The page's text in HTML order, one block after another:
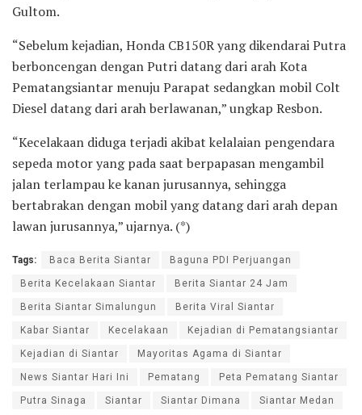
Gultom.
“Sebelum kejadian, Honda CB150R yang dikendarai Putra
berboncengan dengan Putri datang dari arah Kota
Pematangsiantar menuju Parapat sedangkan mobil Colt
Diesel datang dari arah berlawanan,” ungkap Resbon.
“Kecelakaan diduga terjadi akibat kelalaian pengendara
sepeda motor yang pada saat berpapasan mengambil
jalan terlampau ke kanan jurusannya, sehingga
bertabrakan dengan mobil yang datang dari arah depan
lawan jurusannya,” ujarnya. (*)
Tags: Baca Berita Siantar Baguna PDI Perjuangan
Berita Kecelakaan Siantar Berita Siantar 24 Jam
Berita Siantar Simalungun Berita Viral Siantar
Kabar Siantar Kecelakaan Kejadian di Pematangsiantar
Kejadian di Siantar Mayoritas Agama di Siantar
News Siantar Hari Ini Pematang Peta Pematang Siantar
Putra Sinaga Siantar Siantar Dimana Siantar Medan